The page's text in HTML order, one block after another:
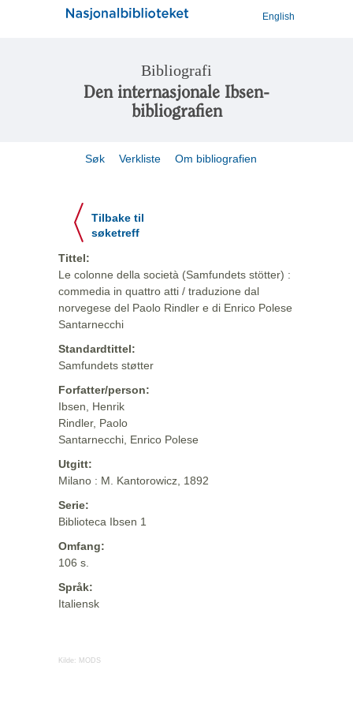
English
Bibliografi
Den internasjonale Ibsen-
bibliografien
Søk Verkliste Om bibliografien
Tilbake til
søketreff
Tittel:
Le colonne della società (Samfundets stötter) :
commedia in quattro atti / traduzione dal
norvegese del Paolo Rindler e di Enrico Polese
Santarnecchi
Standardtittel:
Samfundets støtter
Forfatter/person:
Ibsen, Henrik
Rindler, Paolo
Santarnecchi, Enrico Polese
Utgitt:
Milano : M. Kantorowicz, 1892
Serie:
Biblioteca Ibsen 1
Omfang:
106 s.
Språk:
Italiensk
Kilde: MODS